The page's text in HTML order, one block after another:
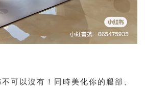
可以沒有！同時美化你的腿部、